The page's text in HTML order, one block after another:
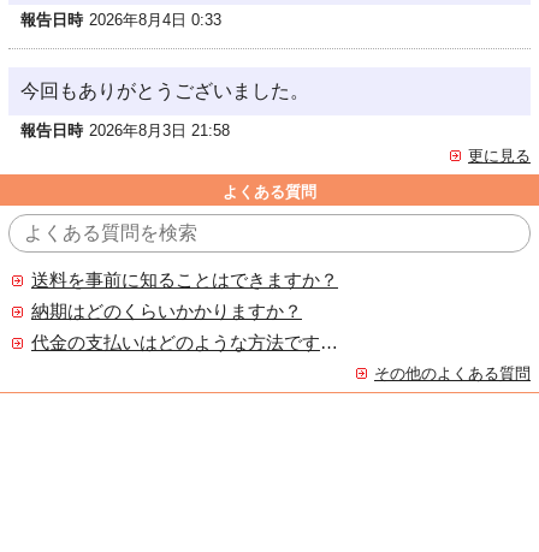
報告日時 2026年8月4日 0:33
今回もありがとうございました。
報告日時 2026年8月3日 21:58
更に見る
よくある質問
送料を事前に知ることはできますか？
納期はどのくらいかかりますか？
代金の支払いはどのような方法ですか？
その他のよくある質問